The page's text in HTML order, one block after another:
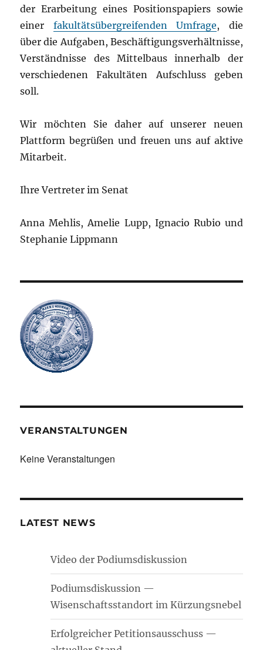
der Erarbeitung eines Positionspapiers sowie
einer fakultätsübergreifenden Umfrage, die
über die Aufgaben, Beschäftigungsverhältnisse,
Verständnisse des Mittelbaus innerhalb der
verschiedenen Fakultäten Aufschluss geben
soll.
Wir möchten Sie daher auf unserer neuen
Plattform begrüßen und freuen uns auf aktive
Mitarbeit.
Ihre Vertreter im Senat
Anna Mehlis, Amelie Lupp, Ignacio Rubio und
Stephanie Lippmann
VERANSTALTUNGEN
Keine Veranstaltungen
LATEST NEWS
Video der Podiumsdiskussion
Podiumsdiskussion —
Wisenschaftsstandort im Kürzungsnebel
Erfolgreicher Petitionsausschuss —